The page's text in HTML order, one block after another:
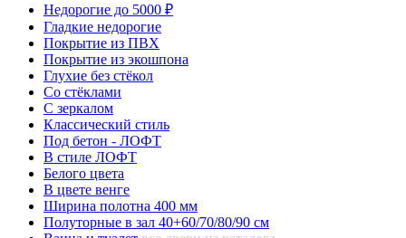
Недорогие до 5000 ₽
Гладкие недорогие
Покрытие из ПВХ
Покрытие из экошпона
Глухие без стёкол
Со стёклами
С зеркалом
Классический стиль
Под бетон - ЛОФТ
В стиле ЛОФТ
Белого цвета
В цвете венге
Ширина полотна 400 мм
Полуторные в зал 40+60/70/80/90 см